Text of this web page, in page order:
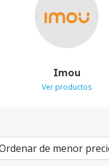
Imou
Ver productos